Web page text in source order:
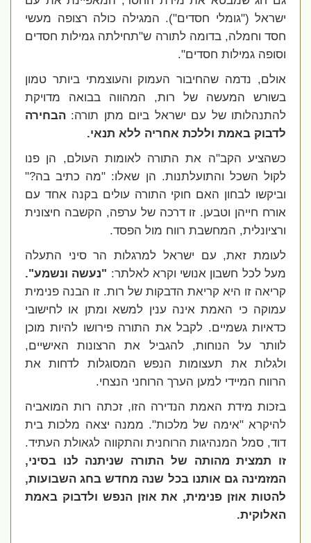
ישראל ("גומלי חסדים"). המגילה כולה רצופה מעשי
חסד וחמלה, בדומה לתורה ש"תחילתה גמילות חסדים
וסופה גמילות חסדים".
אולם, נדמה שהחיבור העמוק והעוצמתי ביותר טמון
בשורש המעשה של רות, המהווה בבואה מדויקת
להתנהלותו של עם ישראל ביום מתן תורה: הבחירה
לדבוק באמת וללכת אחריה ללא תנאי.
כשהציע הקב"ה את התורה לאומות העולם, הן פנו
לקול השכל והתועלתנות. הן שאלו: "מה כתיב בה?"
וביקשו לבחון האם חוקי התורה עולים בקנה אחד עם
אורח חייהן וטבען. זו דרכה של ערפה, הקשבה חיצונית
ורציונלית, המחשבת רווח מול הפסד.
לעומת זאת, עם ישראל למרגלות הר סיני התעלה
מעל לכל חשבון אנושי וקרא לאלתר: "נעשה ונשמע".
קריאה זו היא קריאת הדבקות של רות. זו הבנה פנימית
עמוקה כי האמת אינה ענין למשא ומתן או לחישובי
כדאיות גשמיים. לקבל את התורה פירושו להיות מוכן
לוותר על הנוחות, להגביל את הרצונות האישיים,
ולגלות את תעצומות הנפש המסוגלות לדחות את
הרווח המיידי למען הערך הרוחני הנצחי.
בזכות מידת האמת הנדירה הזו, זכתה רות המואביה
להיקרא "אימה של מלכות". ממנה יצאה מלכות בית
דוד, סמל המנהיגות הרוחנית והתקווה לגאולת העתיד.
זו תמצית מהותה של התורה שניתנה לנו בסיני,
המזמינה גם אותנו בכל שנה מחדש בחג השבועות,
להטות אוזן פנימית, את אוזן הנפש ולדבוק באמת
האלוקית.